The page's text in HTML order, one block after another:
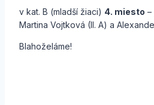
v kat. B (mladší žiaci) 4. miesto –
Martina Vojtková (II. A) a
Blahoželáme!